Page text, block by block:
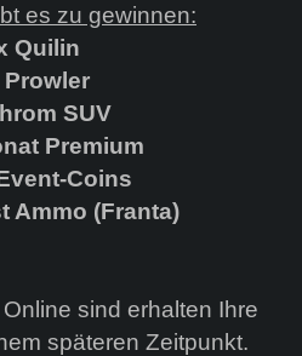
es zu gewinnen:
Quilin
Prowler
SUV
Premium
Coins
Ammo (Franta)
sind erhalten Ihre
späteren Zeitpunkt.